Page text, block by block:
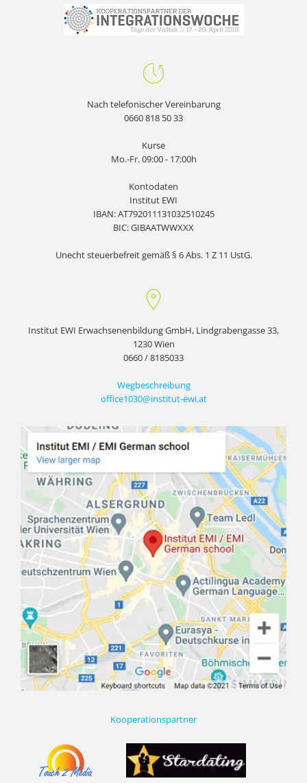
Nach telefonischer Vereinbarung
0660 818 50 33
Kurse
Mo.-Fr. 09:00 - 17:00h
Kontodaten
Institut EWI
IBAN: AT792011131032510245
BIC: GIBAATWWXXX
Unecht steuerbefreit gemäß § 6 Abs. 1 Z 11 UstG.
Institut EWI Erwachsenenbildung GmbH, Lindgrabengasse 33,
1230 Wien
0660 / 8185033
Wegbeschreibung
office1030@institut-ewi.at
Kooperationspartner